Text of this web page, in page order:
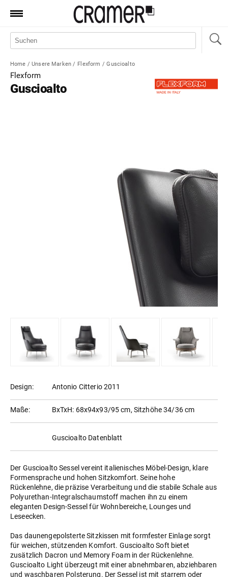
Produkte
Manufaktur
Aktionen
Home / Unsere Marken / Flexform / Guscioalto
Flexform
Guscioalto
Design: Antonio Citterio 2011
Maße: BxTxH: 68x94x93/95 cm, Sitzhöhe 34/36 cm
Guscioalto Datenblatt
Der Guscioalto Sessel vereint italienisches Möbel-Design, klare
Formensprache und hohen Sitzkomfort. Seine hohe
Rückenlehne, die präzise Verarbeitung und die stabile Schale aus
Polyurethan-Integralschaumstoff machen ihn zu einem
eleganten Design-Sessel für Wohnbereiche, Lounges und
Leseecken.
Das daunengepolsterte Sitzkissen mit formfester Einlage sorgt
für weichen, stützenden Komfort. Guscioalto Soft bietet
zusätzlich Dacron und Memory Foam in der Rückenlehne.
Guscioalto Light überzeugt mit einer abnehmbaren, abziehbaren
und waschbaren Polsterung. Der Sessel ist mit starrem oder